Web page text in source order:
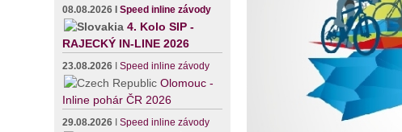
08.08.2026 ISpeed inline závody
4. Kolo SIP -
RAJECKÝ IN-LINE 2026
23.08.2026 ISpeed inline závody
Olomouc -
Inline pohár ČR 2026
29.08.2026 ISpeed inline závody